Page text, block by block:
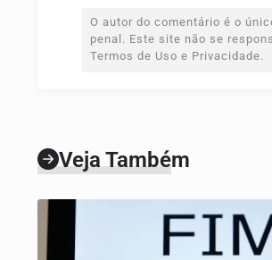
O autor do comentário é o
penal. Este site não se
Termos de Uso e Privacidade.
Veja Também